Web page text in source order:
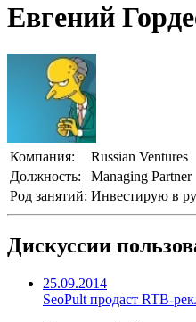
Евгений
Компания:
Russian Ventures
Должность:
Managing Partner
Род занятий: Инвестирую в
Дискуссии
25.09.2014
SeoPult продаст RTB-